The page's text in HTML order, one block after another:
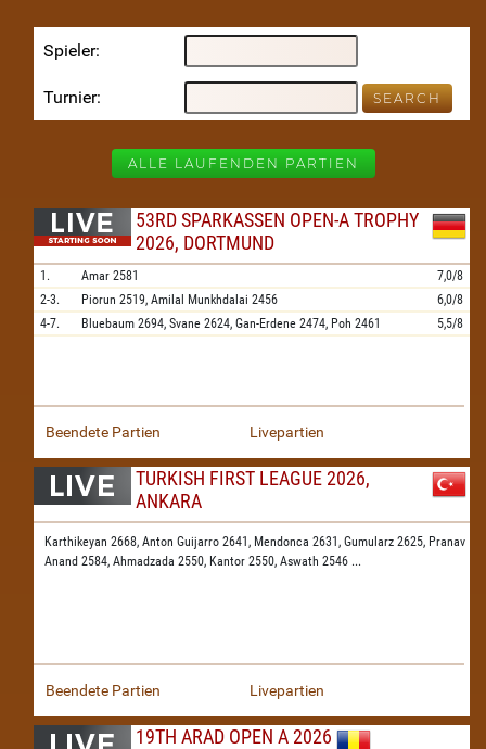
Spieler
Turnier
ALLE LAUFENDEN PARTIEN
53RD SPARKASSEN OPEN-A TROPHY
2026, DORTMUND
1. Amar 2581
7,0/8
2-3.
Piorun 2519, Amilal Munkhdalai 2456
6,0/8
4-7.
Bluebaum 2694, Svane 2624, Gan-Erdene 2474, Poh 2461 5,5/8
Beendete Partien Livepartien
TURKISH FIRST LEAGUE 2026,
ANKARA
Karthikeyan 2668, Anton Guijarro 2641, Mendonca 2631, Gumularz 2625, Pranav
Anand 2584, Ahmadzada 2550, Kantor 2550, Aswath 2546 ...
Beendete Partien Livepartien
19TH ARAD OPEN A 2026